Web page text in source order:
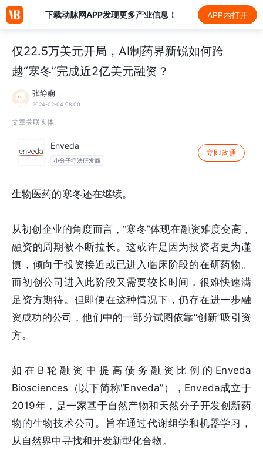
下载动脉网APP发现更多产业信息！ APP内打开
仅22.5万美元开局，AI制药界新锐如何跨
越“寒冬”完成近2亿美元融资？
张静娴
2024-02-04 08:00
文章关联实体
Enveda
小分子疗法研发商
立即沟通
生物医药的寒冬还在继续。
从初创企业的角度而言，“寒冬”体现在融资难度变高，
融资的周期被不断拉长。这或许是因为投资者更为谨
慎，倾向于投资接近或已进入临床阶段的在研药物。
而初创公司进入此阶段又需要较长时间，很难快速满
足资方期待。但即便在这种情况下，仍存在进一步融
资成功的公司，他们中的一部分试图依靠“创新”吸引资
方。
如在B轮融资中提高债务融资比例的Enveda
Biosciences（以下简称“Enveda”），Enveda成立于
2019年，是一家基于自然产物和天然分子开发创新药
物的生物技术公司。旨在通过代谢组学和机器学习，
从自然界中寻找和开发新型化合物。